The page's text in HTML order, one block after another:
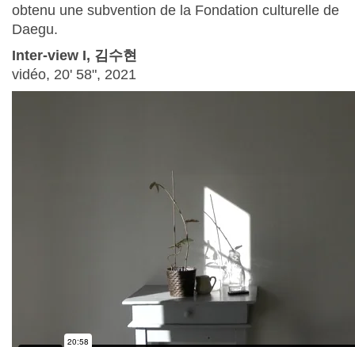
obtenu une subvention de la Fondation culturelle de
Daegu.
Inter-view I, 김수현
vidéo, 20' 58", 2021